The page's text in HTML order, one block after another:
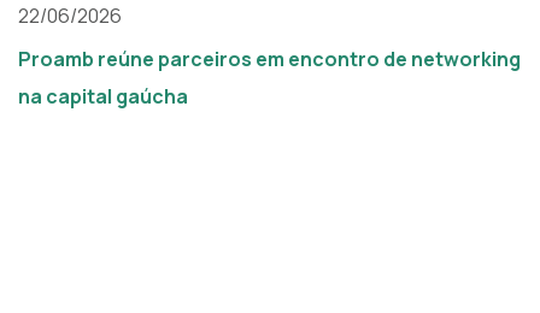
22/06/2026
Proamb reúne parceiros em encontro de networking
na capital gaúcha